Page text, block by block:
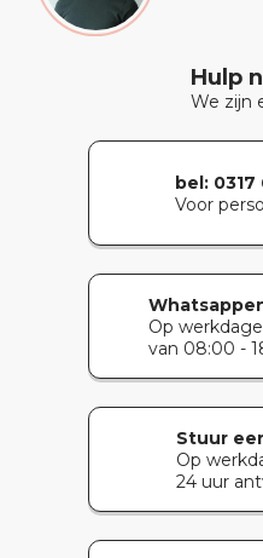
Hulp
We zijn
bel: 0317
Voor
Op
van 08:00 -
Stuur
Op
24 uur